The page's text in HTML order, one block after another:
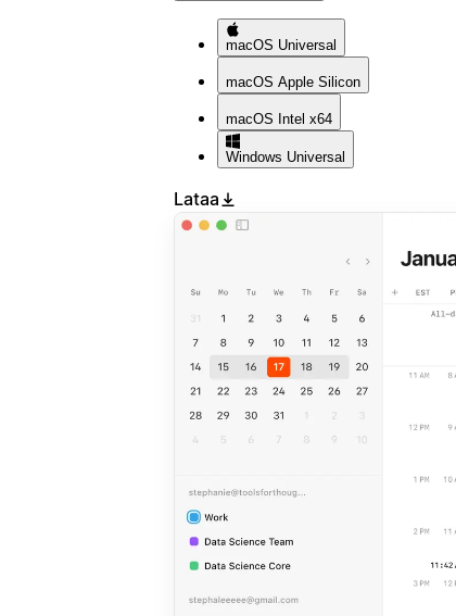
macOS Universal
macOS Apple Silicon
macOS Intel x64
Windows Universal
Lataa